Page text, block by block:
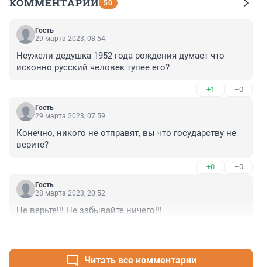
50
Гость
29 марта 2023, 08:54
Неужели дедушка 1952 года рождения думает что
исконно русский человек тупее его?
+1 –0
Гость
29 марта 2023, 07:59
Конечно, никого не отправят, вы что государству не
верите?
+0 –0
Гость
28 марта 2023, 20:52
Не верьте!!! Не забывайте ничего!!!
Читать все комментарии